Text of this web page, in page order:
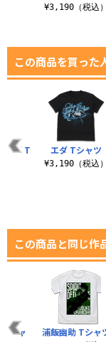
¥3,190（税込）
この商品を買った
ッグ T
エダ Tシャツ
¥3,190（税込）
この商品と同じ作
Tシャ 浦飯幽助 Tシャ